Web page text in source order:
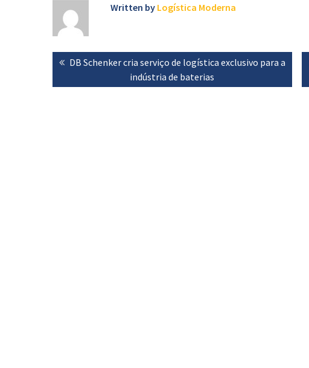
Written by Logística Moderna
Navegação
de
artigos
Previous
DB Schenker cria serviço de logística exclusivo para a
indústria de baterias